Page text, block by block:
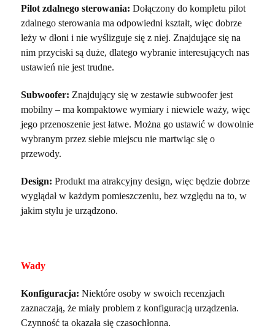
Pilot zdalnego sterowania: Dołączony do kompletu pilot
zdalnego sterowania ma odpowiedni kształt, więc dobrze
leży w dłoni i nie wyślizguje się z niej. Znajdujące się na
nim przyciski są duże, dlatego wybranie interesujących nas
ustawień nie jest trudne.
Subwoofer: Znajdujący się w zestawie subwoofer jest
mobilny – ma kompaktowe wymiary i niewiele waży, więc
jego przenoszenie jest łatwe. Można go ustawić w dowolnie
wybranym przez siebie miejscu nie martwiąc się o
przewody.
Design: Produkt ma atrakcyjny design, więc będzie dobrze
wyglądał w każdym pomieszczeniu, bez względu na to, w
jakim stylu je urządzono.
Wady
Konfiguracja: Niektóre osoby w swoich recenzjach
zaznaczają, że miały problem z konfiguracją urządzenia.
Czynność ta okazała się czasochłonna.